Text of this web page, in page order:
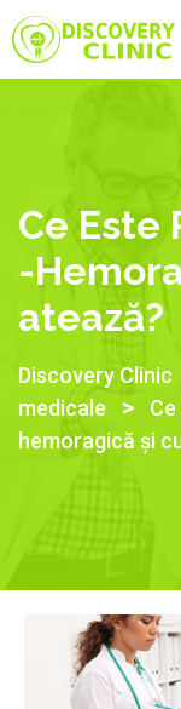
Ce Este
-
Atează?
Discovery Clinic
medicale
>
hemoragică și